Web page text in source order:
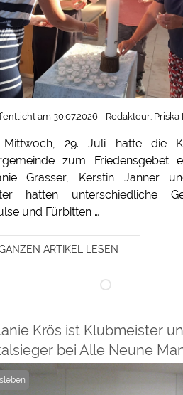
am 30.07.2026 - Redakteur: Priska
29. Juli hatte die
zum Friedensgebet
Grasser, Kerstin Janner
hatten unterschiedliche
und Fürbitten …
ARTIKEL LESEN
Krös ist Klubmeister
bei Alle Neune